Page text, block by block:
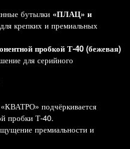
бутылки «ПЛАЦ» и
крепких и премиальных
пробкой Т-40 (бежевая)
для серийного
подчёркивается
пробки Т-40.
премиальности и